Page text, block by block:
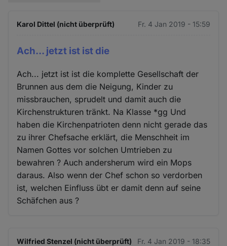
Karol Dittel (nicht überprüft) Fr. 4 Jan 2019 - 15:59
Ach... jetzt ist ist die
Ach... jetzt ist ist die komplette Gesellschaft der
Brunnen aus dem die Neigung, Kinder zu
missbrauchen, sprudelt und damit auch die
Kirchenstrukturen tränkt. Na Klasse *gg Und
haben die Kirchenpatrioten denn nicht gerade das
zu ihrer Chefsache erklärt, die Menschheit im
Namen Gottes vor solchen Umtrieben zu
bewahren ? Auch andersherum wird ein Mops
daraus. Also wenn der Chef schon so verdorben
ist, welchen Einfluss übt er damit denn auf seine
Schäfchen aus ?
Wilfried Stenzel (nicht überprüft) Fr. 4 Jan 2019 - 18:35